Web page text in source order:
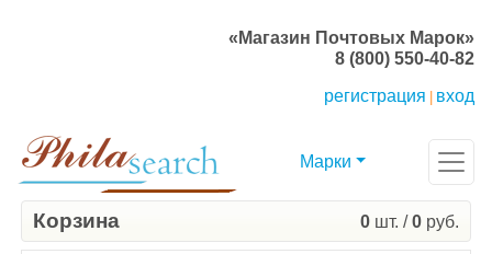
«Магазин Почтовых Марок»
8 (800) 550-40-82
регистрация
вход
Марки
Корзина 0 шт. /0 руб.